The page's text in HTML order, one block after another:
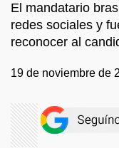
El mandatario
redes sociales y
reconocer al
19 de noviembre de